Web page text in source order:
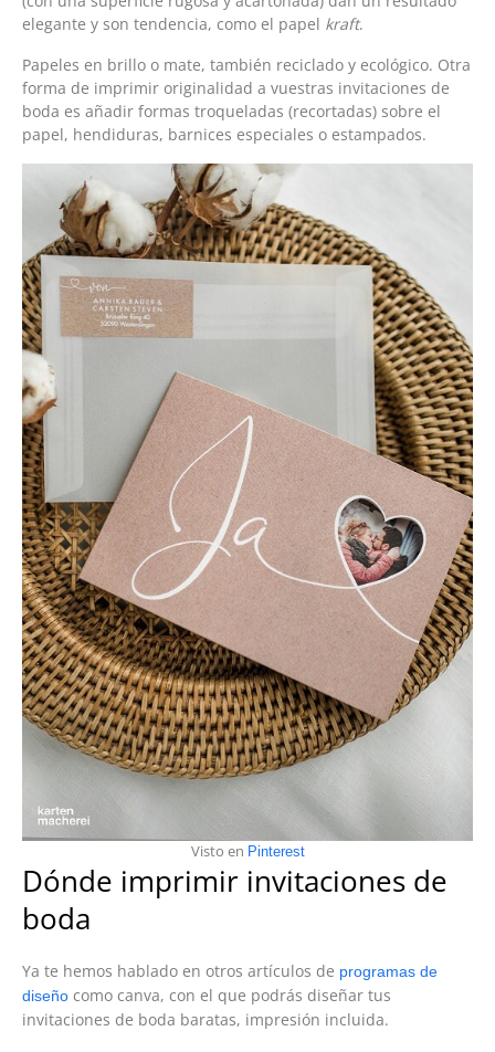
elegante y son tendencia, como el papel kraft.
Papeles en brillo o mate, también reciclado y ecológico. Otra
forma de imprimir originalidad a vuestras invitaciones de
boda es añadir formas troqueladas (recortadas) sobre el
papel, hendiduras, barnices especiales o estampados.
Visto en Pinterest
Dónde imprimir invitaciones de
boda
Ya te hemos hablado en otros artículos de programas de
diseño como canva, con el que podrás diseñar tus
invitaciones de boda baratas, impresión incluida.